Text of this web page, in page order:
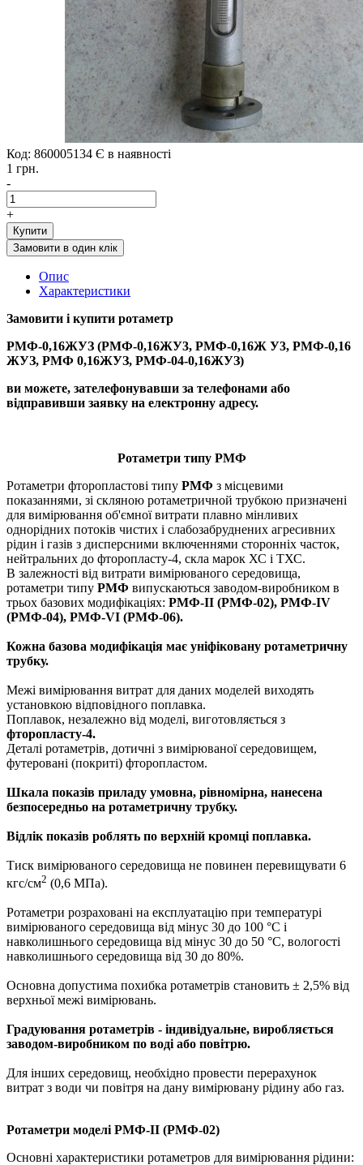
Код: 860005134 Є в наявності
1 грн.
-
+
Купити
Замовити в один клік
Опис
Характеристики
Замовити і купити ротаметр
РМФ-0,16ЖУЗ (РМФ-0,16ЖУ3, РМФ-0,16Ж У3, РМФ-0,16
ЖУЗ, РМФ 0,16ЖУЗ, РМФ-04-0,16ЖУЗ)
ви можете, зателефонувавши за телефонами або
відправивши заявку на електронну адресу.
Ротаметри типу РМФ
Ротаметри фторопластові типу РМФ з місцевими
показаннями, зі скляною ротаметричной трубкою призначені
для вимірювання об'ємної витрати плавно мінливих
однорідних потоків чистих і слабозабруднених агресивних
рідин і газів з дисперсними включеннями сторонніх часток,
нейтральних до фторопласту-4, скла марок ХС і ТХС.
В залежності від витрати вимірюваного середовища,
ротаметри типу РМФ випускаються заводом-виробником в
трьох базових модифікаціях: РМФ-II (РМФ-02), РМФ-IV
(РМФ-04), РМФ-VI (РМФ-06).
Кожна базова модифікація має уніфіковану ротаметричну
трубку.
Межі вимірювання витрат для даних моделей виходять
установкою відповідного поплавка.
Поплавок, незалежно від моделі, виготовляється з
фторопласту-4.
Деталі ротаметрів, дотичні з вимірюваної середовищем,
футеровані (покриті) фторопластом.
Шкала показів приладу умовна, рівномірна, нанесена
безпосередньо на ротаметричну трубку.
Відлік показів роблять по верхній кромці поплавка.
Тиск вимірюваного середовища не повинен перевищувати 6
кгс/см2 (0,6 МПа).
Ротаметри розраховані на експлуатацію при температурі
вимірюваного середовища від мінус 30 до 100 °С і
навколишнього середовища від мінус 30 до 50 °С, вологості
навколишнього середовища від 30 до 80%.
Основна допустима похибка ротаметрів становить ± 2,5% від
верхньої межі вимірювань.
Градуювання ротаметрів - індивідуальне, виробляється
заводом-виробником по воді або повітрю.
Для інших середовищ, необхідно провести перерахунок
витрат з води чи повітря на дану вимірювану рідину або газ.
Ротаметри моделі РМФ-II (РМФ-02)
Основні характеристики ротаметров для вимірювання рідини: